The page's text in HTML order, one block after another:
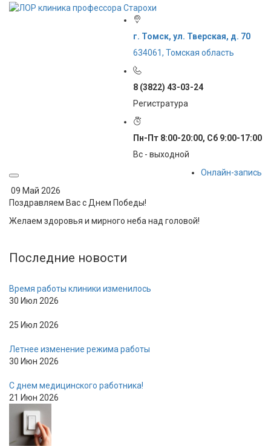
г. Томск, ул. Тверская, д. 70
634061, Томская область
8 (3822) 43-03-24
Регистратура
Пн-Пт 8:00-20:00, Сб 9:00-17:00
Вс - выходной
Онлайн-запись
09 Май 2026
Поздравляем Вас с Днем Победы!
Желаем здоровья и мирного неба над головой!
Последние новости
Время работы клиники изменилось
30 Июл 2026
25 Июл 2026
Летнее изменение режима работы
30 Июн 2026
С днем медицинского работника!
21 Июн 2026